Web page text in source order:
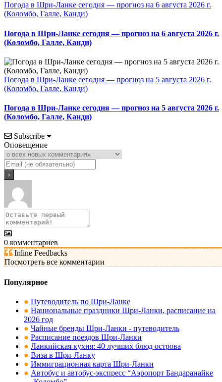
Погода в Шри-Ланке сегодня — прогноз на 6 августа 2026 г.
(Коломбо, Галле, Канди)
Погода в Шри-Ланке сегодня — прогноз на 6 августа 2026 г.
(Коломбо, Галле, Канди)
Погода в Шри-Ланке сегодня — прогноз на 5 августа 2026 г.
(Коломбо, Галле, Канди)
Погода в Шри-Ланке сегодня — прогноз на 5 августа 2026 г.
(Коломбо, Галле, Канди)
Subscribe
Оповещение
0 комментариев
Inline Feedbacks
Посмотреть все комментарии
Популярное
● Путеводитель по Шри-Ланке
● Национальные праздники Шри-Ланки, расписание на
2026 год
● Чайные бренды Шри-Ланки - путеводитель
● Расписание поездов Шри-Ланки
● Ланкийская кухня: 40 лучших блюд острова
● Виза в Шри-Ланку
● Иммиграционная карта Шри-Ланки
● Автобус и автобус-экспресс “Аэропорт Бандаранайке